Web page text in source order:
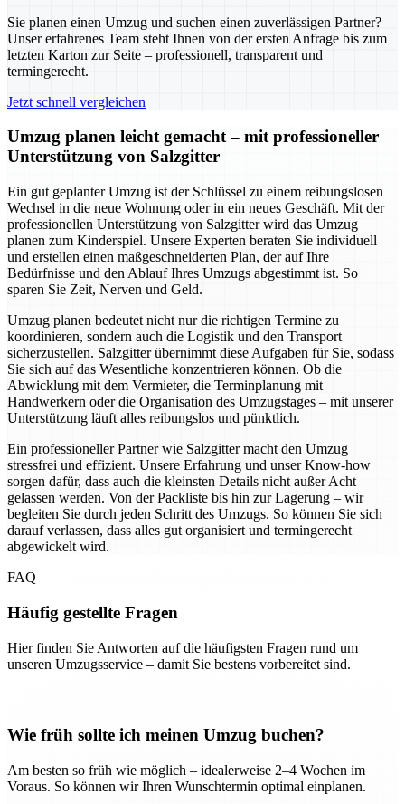
Sie planen einen Umzug und suchen einen zuverlässigen Partner?
Unser erfahrenes Team steht Ihnen von der ersten Anfrage bis zum
letzten Karton zur Seite – professionell, transparent und
termingerecht.
Jetzt schnell vergleichen
Umzug planen leicht gemacht – mit professioneller
Unterstützung von Salzgitter
Ein gut geplanter Umzug ist der Schlüssel zu einem reibungslosen
Wechsel in die neue Wohnung oder in ein neues Geschäft. Mit der
professionellen Unterstützung von Salzgitter wird das Umzug
planen zum Kinderspiel. Unsere Experten beraten Sie individuell
und erstellen einen maßgeschneiderten Plan, der auf Ihre
Bedürfnisse und den Ablauf Ihres Umzugs abgestimmt ist. So
sparen Sie Zeit, Nerven und Geld.
Umzug planen bedeutet nicht nur die richtigen Termine zu
koordinieren, sondern auch die Logistik und den Transport
sicherzustellen. Salzgitter übernimmt diese Aufgaben für Sie, sodass
Sie sich auf das Wesentliche konzentrieren können. Ob die
Abwicklung mit dem Vermieter, die Terminplanung mit
Handwerkern oder die Organisation des Umzugstages – mit unserer
Unterstützung läuft alles reibungslos und pünktlich.
Ein professioneller Partner wie Salzgitter macht den Umzug
stressfrei und effizient. Unsere Erfahrung und unser Know-how
sorgen dafür, dass auch die kleinsten Details nicht außer Acht
gelassen werden. Von der Packliste bis hin zur Lagerung – wir
begleiten Sie durch jeden Schritt des Umzugs. So können Sie sich
darauf verlassen, dass alles gut organisiert und termingerecht
abgewickelt wird.
FAQ
Häufig gestellte Fragen
Hier finden Sie Antworten auf die häufigsten Fragen rund um
unseren Umzugsservice – damit Sie bestens vorbereitet sind.
Wie früh sollte ich meinen Umzug buchen?
Am besten so früh wie möglich – idealerweise 2–4 Wochen im
Voraus. So können wir Ihren Wunschtermin optimal einplanen.